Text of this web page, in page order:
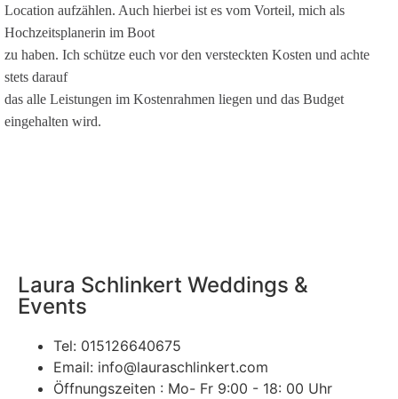
Location aufzählen. Auch hierbei ist es vom Vorteil, mich als
Hochzeitsplanerin im Boot
zu haben. Ich schütze euch vor den versteckten Kosten und achte
stets darauf
das alle Leistungen im Kostenrahmen liegen und das Budget
eingehalten wird.
Laura Schlinkert Weddings &
Events
Tel: 015126640675
Email: info@lauraschlinkert.com
Öffnungszeiten : Mo- Fr 9:00 - 18: 00 Uhr